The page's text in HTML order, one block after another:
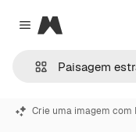
Close menu
Magnific
Crie uma imagem com